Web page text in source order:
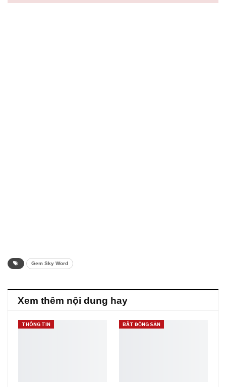
Gem Sky Word
Xem thêm nội dung hay
THÔNG TIN BẤT ĐỘNG SẢN